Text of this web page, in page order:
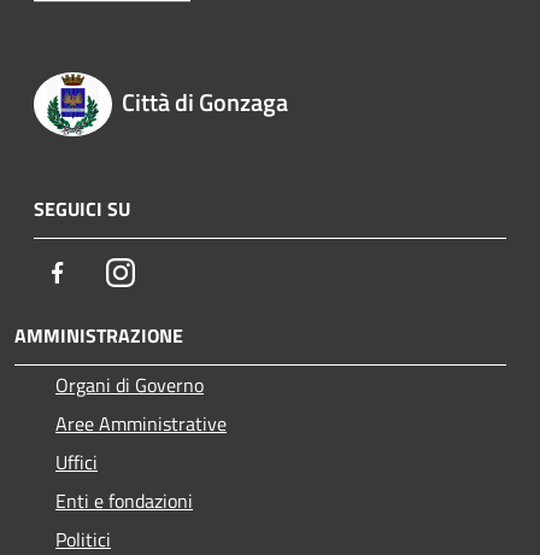
Città di Gonzaga
SEGUICI SU
FacebookInstagram
AMMINISTRAZIONE
Organi di Governo
Aree Amministrative
Uffici
Enti e fondazioni
Politici